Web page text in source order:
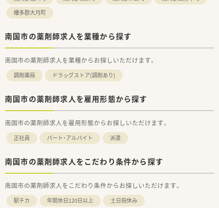
幡多郡大月町
南国市の薬剤師求人を業種から探す
南国市の薬剤師求人を業種からお探しいただけます。
調剤薬局 ドラッグストア(調剤あり)
南国市の薬剤師求人を雇用形態から探す
南国市の薬剤師求人を雇用形態からお探しいただけます。
正社員 パート・アルバイト 派遣
南国市の薬剤師求人をこだわり条件から探す
南国市の薬剤師求人をこだわり条件からお探しいただけます。
駅チカ 年間休日120日以上
土日祝休み